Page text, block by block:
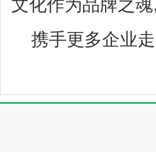
文化作为品牌之
携手更多企业